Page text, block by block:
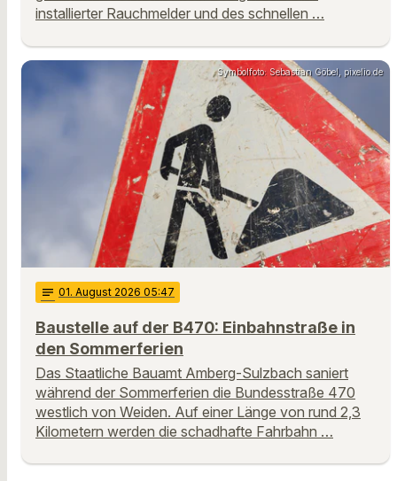
installierter Rauchmelder und des schnellen …
Symbolfoto: Sebastian Göbel, pixelio.de
notes 01. August 2026 05:47
Baustelle auf der B470: Einbahnstraße in
den Sommerferien
Das Staatliche Bauamt Amberg-Sulzbach saniert
während der Sommerferien die Bundesstraße 470
westlich von Weiden. Auf einer Länge von rund 2,3
Kilometern werden die schadhafte Fahrbahn …